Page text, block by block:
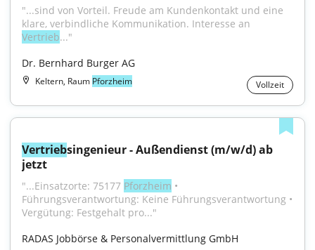
"...sind von Vorteil. Freude am Kundenkontakt und eine
Vertrieb..."
Dr. Bernhard Burger AG
Keltern, Raum Pforzheim Vollzeit
Vertriebsingenieur - Außendienst (m/w/d) ab
jetzt
"...Einsatzorte: 75177 Pforzheim •
Führungsverantwortung: Keine Führungsverantwortung •
Vergütung: Festgehalt pro..."
RADAS Jobbörse & Personalvermittlung GmbH